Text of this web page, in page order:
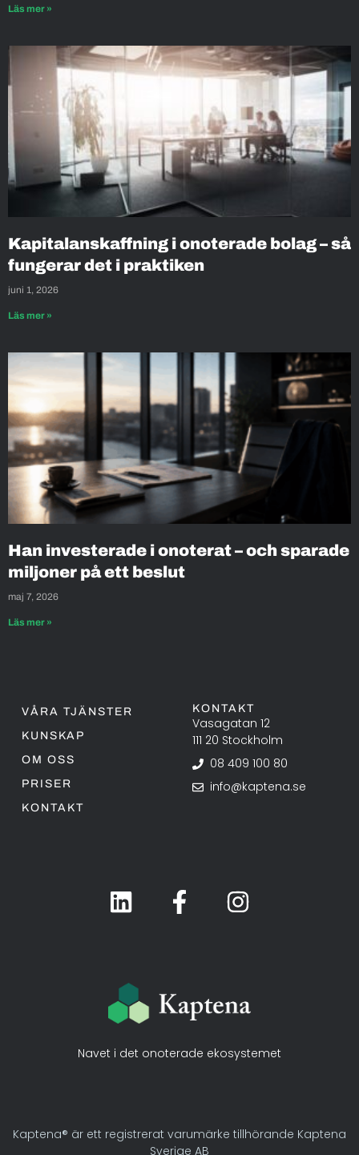
Läs mer »
Kapitalanskaffning i onoterade bolag – så
fungerar det i praktiken
juni 1, 2026
Läs mer »
Han investerade i onoterat – och sparade
miljoner på ett beslut
maj 7, 2026
Läs mer »
Navet i det onoterade ekosystemet
VÅRA TJÄNSTER
KUNSKAP
OM OSS
PRISER
KONTAKT
KONTAKT
Vasagatan 12
111 20 Stockholm
08 409 100 80
info@kaptena.se
Kaptena® är ett registrerat varumärke tillhörande Kaptena
Sverige AB